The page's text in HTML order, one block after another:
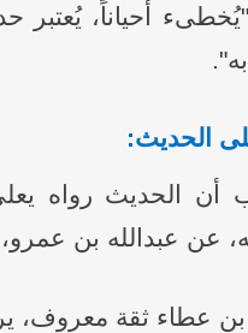
أحياناً، يُعتبر
الحديث:
أن الحديث رواه
عن عبدالله بن
عطاء ثقة معروف،